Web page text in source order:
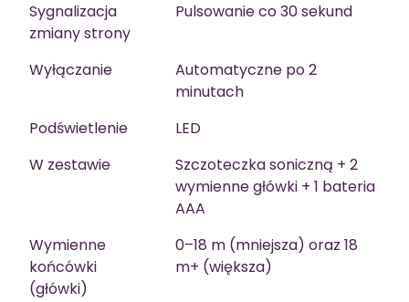
Sygnalizacja
zmiany strony
Pulsowanie co 30 sekund
Wyłączanie
Automatyczne po 2
minutach
Podświetlenie
LED
W zestawie
Szczoteczka soniczną + 2
wymienne główki + 1 bateria
AAA
Wymienne
końcówki
(główki)
0–18 m (mniejsza) oraz 18
m+ (większa)